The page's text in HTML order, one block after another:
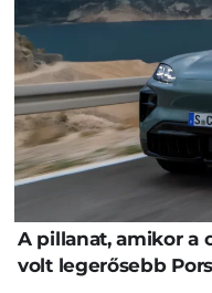
A pillanat, amikor a
volt legerősebb